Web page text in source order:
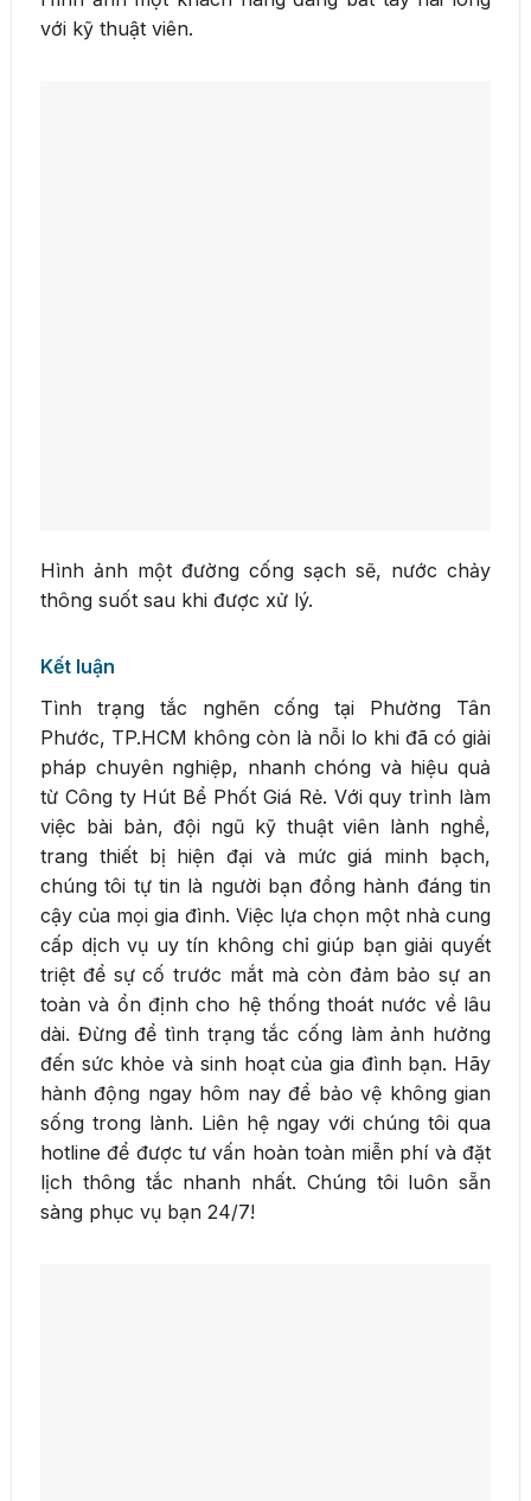
với kỹ thuật viên.
Hình ảnh một đường cống sạch sẽ, nước chảy
thông suốt sau khi được xử lý.
Kết luận
Tình trạng tắc nghẽn cống tại Phường Tân
Phước, TP.HCM không còn là nỗi lo khi đã có giải
pháp chuyên nghiệp, nhanh chóng và hiệu quả
từ Công ty Hút Bể Phốt Giá Rẻ. Với quy trình làm
việc bài bản, đội ngũ kỹ thuật viên lành nghề,
trang thiết bị hiện đại và mức giá minh bạch,
chúng tôi tự tin là người bạn đồng hành đáng tin
cậy của mọi gia đình. Việc lựa chọn một nhà cung
cấp dịch vụ uy tín không chỉ giúp bạn giải quyết
triệt để sự cố trước mắt mà còn đảm bảo sự an
toàn và ổn định cho hệ thống thoát nước về lâu
dài. Đừng để tình trạng tắc cống làm ảnh hưởng
đến sức khỏe và sinh hoạt của gia đình bạn. Hãy
hành động ngay hôm nay để bảo vệ không gian
sống trong lành. Liên hệ ngay với chúng tôi qua
hotline để được tư vấn hoàn toàn miễn phí và đặt
lịch thông tắc nhanh nhất. Chúng tôi luôn sẵn
sàng phục vụ bạn 24/7!